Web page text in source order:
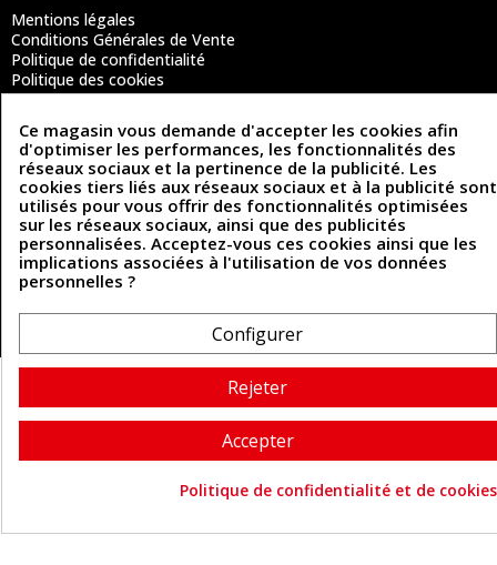
Mentions légales
Conditions Générales de Vente
Politique de confidentialité
Politique des cookies
Contactez-nous
Coordonnées
493 Chemin de Catougnac
81300 Graulhet
05 63 34 51 88
contact@cuirenstock.com
Cuirenstock © 2026 - Une création Quatrys 💙
Ce magasin vous demande d'accepter les cookies afin
d'optimiser les performances, les fonctionnalités des
réseaux sociaux et la pertinence de la publicité. Les
cookies tiers liés aux réseaux sociaux et à la publicité sont
utilisés pour vous offrir des fonctionnalités optimisées
sur les réseaux sociaux, ainsi que des publicités
personnalisées. Acceptez-vous ces cookies ainsi que les
implications associées à l'utilisation de vos données
personnelles ?
Configurer
Rejeter
Accepter
Politique de confidentialité et de cookies